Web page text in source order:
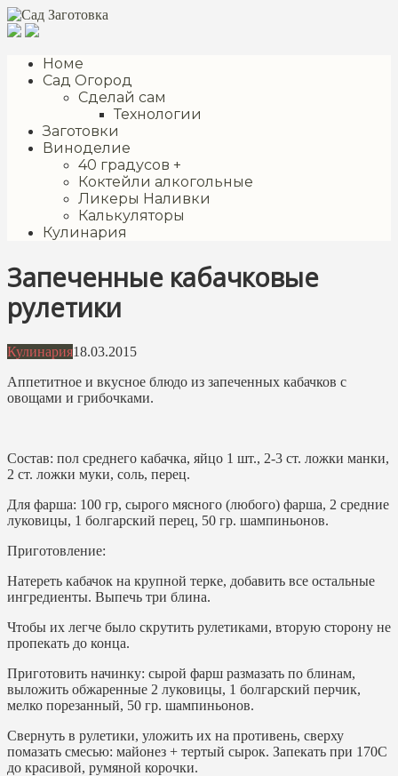
Перейти
к
Номе
Сад Огород
Сделай сам
Технологии
Заготовки
Виноделие
40 градусов +
Коктейли алкогольные
Ликеры Наливки
Калькуляторы
Кулинария
Запеченные кабачковые
рулетики
Кулинария18.03.2015
Аппетитное и вкусное блюдо из запеченных кабачков с
овощами и грибочками.
Состав: пол среднего кабачка, яйцо 1 шт., 2-3 ст. ложки манки,
2 ст. ложки муки, соль, перец.
Для фарша: 100 гр, сырого мясного (любого) фарша, 2 средние
луковицы, 1 болгарский перец, 50 гр. шампиньонов.
Приготовление:
Натереть кабачок на крупной терке, добавить все остальные
ингредиенты. Выпечь три блина.
Чтобы их легче было скрутить рулетиками, вторую сторону не
пропекать до конца.
Приготовить начинку: сырой фарш размазать по блинам,
выложить обжаренные 2 луковицы, 1 болгарский перчик,
мелко порезанный, 50 гр. шампиньонов.
Свернуть в рулетики, уложить их на противень, сверху
помазать смесью: майонез + тертый сырок. Запекать при 170С
до красивой, румяной корочки.